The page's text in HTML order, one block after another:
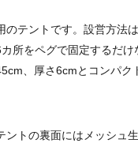
のテントです。設営方法
所をペグで固定するだけ
、厚さ6cmとコンパク
ントの裏面にはメッシュ